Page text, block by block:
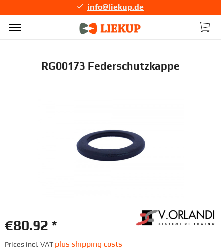
info@liekup.de
RG00173 Federschutzkappe
€80.92 *
Prices incl. VAT plus shipping costs